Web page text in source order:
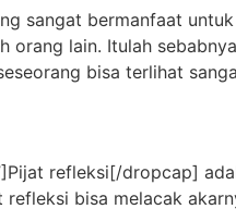
sangat bermanfaat
lain. Itulah
bisa terlihat
refleksi[/dropcap]
bisa melacak